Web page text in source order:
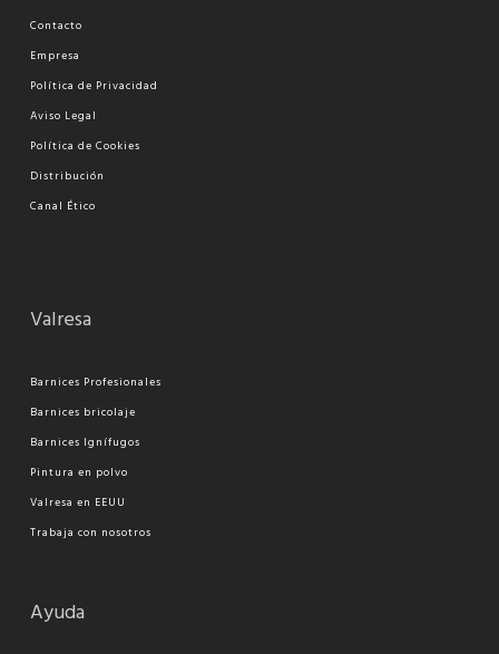
Contacto
Empresa
Política de Privacidad
Aviso Legal
Política de Cookies
Distribución
Canal Ético
Valresa
Barnices Profesionales
Barnices bricolaje
Barnices Ignífugos
Pintura en polvo
Valresa en EEUU
Trabaja con nosotros
Ayuda